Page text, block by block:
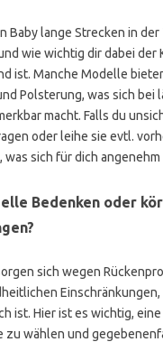
Baby lange Strecken in der
wie wichtig dir dabei der
ist. Manche Modelle
Polsterung, was sich bei
macht. Falls du
oder leihe sie evtl.
was sich für dich
Bedenken oder
sich wegen
Einschränkungen,
ist. Hier ist es wichtig,
zu wählen und